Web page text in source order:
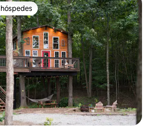
preferidos dos hóspedes